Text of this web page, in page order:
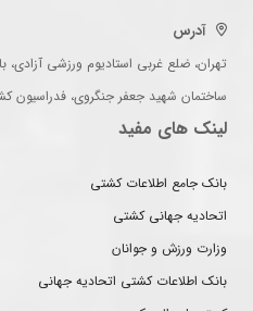
آدرس
تهران، ضلع غربی استادیوم ورزشی آزادی،
ساختمان شهید جعفر جنگروی، فدراسیون
لینک های مفید
بانک جامع اطلاعات کشتی
اتحادیه جهانی کشتی
وزارت ورزش و جوانان
بانک اطلاعات کشتی اتحادیه جهانی